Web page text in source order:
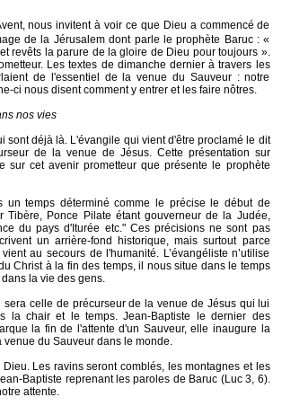
nous invitent à voir ce que Dieu a commencé de
de la Jérusalem dont parle le prophète Baruc : «
revêts la parure de la gloire de Dieu pour toujours ».
Les textes de dimanche dernier à travers les
de l'essentiel de la venue du Sauveur : notre
ci nous disent comment y entrer et les faire nôtres.
nos vies
sont déjà là. L'évangile qui vient d'être proclamé le dit
de la venue de Jésus. Cette présentation sur
sur cet avenir prometteur que présente le prophète
un temps déterminé comme le précise le début de
Ponce Pilate étant gouverneur de la Judée,
du pays d'Iturée etc." Ces précisions ne sont pas
un arrière-fond historique, mais surtout parce
au secours de l'humanité. L’évangéliste n’utilise
Christ à la fin des temps, il nous situe dans le temps
la vie des gens.
celle de précurseur de la venue de Jésus qui lui
la chair et le temps. Jean-Baptiste le dernier des
la fin de l'attente d'un Sauveur, elle inaugure la
du Sauveur dans le monde.
Les ravins seront comblés, les montagnes et les
Baptiste reprenant les paroles de Baruc (Luc 3, 6).
attente.